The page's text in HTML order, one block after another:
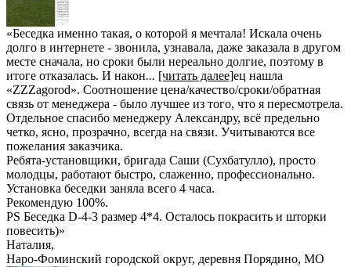
«Беседка именно такая, о которой я мечтала! Искала очень
долго в интернете - звонила, узнавала, даже заказала в другом
месте сначала, но сроки были нереально долгие, поэтому в
итоге отказалась. И након... [читать далее]ец нашла
«ZZZagorod». Соотношение цена/качество/сроки/обратная
связь от менеджера - было лучшее из того, что я пересмотрела.
Отдельное спасибо менеджеру Александру, всё предельно
четко, ясно, прозрачно, всегда на связи. Учитываются все
пожелания заказчика.
Ребята-установщики, бригада Саши (Сухбатулло), просто
молодцы, работают быстро, слаженно, профессионально.
Установка беседки заняла всего 4 часа.
Рекомендую 100%.
PS Беседка D-4-3 размер 4*4. Осталось покрасить и шторки
повесить)»
Наталия,
Наро-Фоминский городской округ, деревня Порядино, МО